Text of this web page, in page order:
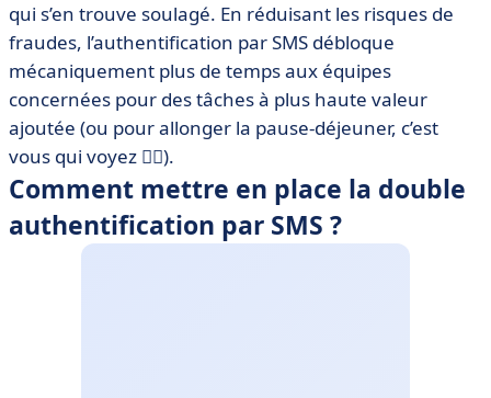
qui s’en trouve soulagé. En réduisant les risques de
fraudes, l’authentification par SMS débloque
mécaniquement plus de temps aux équipes
concernées pour des tâches à plus haute valeur
ajoutée (ou pour allonger la pause-déjeuner, c’est
vous qui voyez 🤷‍♂️).
Comment mettre en place la double
authentification par SMS ?